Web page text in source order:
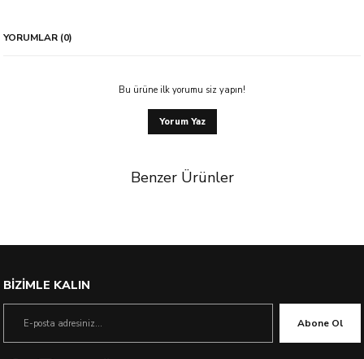
YORUMLAR (0)
Bu ürüne ilk yorumu siz yapın!
Yorum Yaz
Benzer Ürünler
BİZİMLE KALIN
Abone Ol